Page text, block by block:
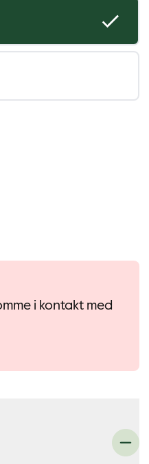
i kontakt med